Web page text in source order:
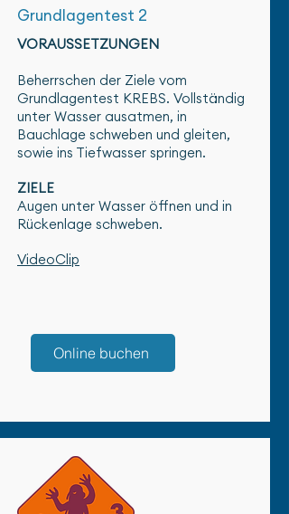
Grundlagentest 2
VORAUSSETZUNGEN
Beherrschen der Ziele vom
Grundlagentest KREBS. Vollständig
unter Wasser ausatmen, in
Bauchlage schweben und gleiten,
sowie ins Tiefwasser springen.
ZIELE
Augen unter Wasser öffnen und in
Rückenlage schweben.
VideoClip
Online buchen